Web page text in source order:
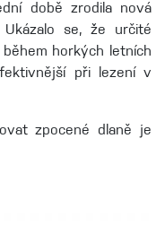
době zrodila nová
se, že určité
horkých letních
při lezení v
zpocené dlaně je